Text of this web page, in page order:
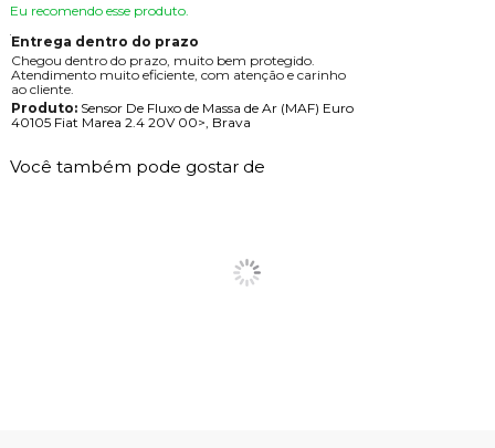
Eu recomendo esse produto.
Entrega dentro do prazo
Chegou dentro do prazo, muito bem protegido.
Atendimento muito eficiente, com atenção e carinho
ao cliente.
Produto:Sensor De Fluxo de Massa de Ar (MAF) Euro
40105 Fiat Marea 2.4 20V 00>, Brava
Você também pode gostar de